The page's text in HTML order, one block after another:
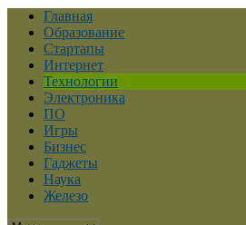
Главная
Образование
Стартапы
Интернет
Технологии
Электроника
ПО
Игры
Бизнес
Гаджеты
Наука
Железо